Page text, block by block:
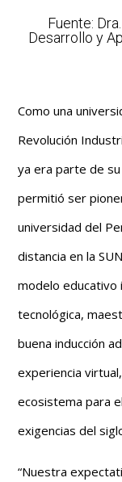
Fuente:
Desarrollo y
Como una
Revolución
ya era parte de
permitió ser
universidad del
distancia en la
modelo educativo
tecnológica,
buena inducción
experiencia
ecosistema para
exigencias del
“Nuestra